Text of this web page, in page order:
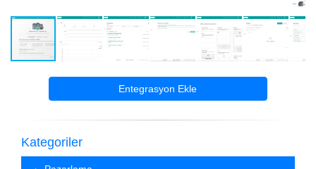
Entegrasyon Ekle
Kategoriler